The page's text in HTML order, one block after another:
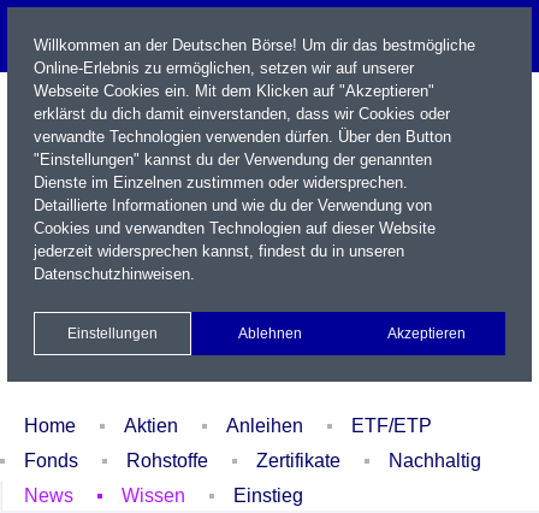
Name / WKN / ISIN / Kürzel
Xetra Realtime
Watchlist Portfolio Login
Home Aktien Anleihen
ETF/ETP
Fonds
Rohstoffe Zertifikate
Nachhaltig
News
Wissen Einstieg
Willkommen an der Deutschen Börse! Um dir das bestmögliche
Online-Erlebnis zu ermöglichen, setzen wir auf unserer
Webseite Cookies ein. Mit dem Klicken auf "Akzeptieren"
erklärst du dich damit einverstanden, dass wir Cookies oder
verwandte Technologien verwenden dürfen. Über den Button
"Einstellungen" kannst du der Verwendung der genannten
Dienste im Einzelnen zustimmen oder widersprechen.
Detaillierte Informationen und wie du der Verwendung von
Cookies und verwandten Technologien auf dieser Website
jederzeit widersprechen kannst, findest du in unseren
Datenschutzhinweisen.
Einstellungen Ablehnen Akzeptieren